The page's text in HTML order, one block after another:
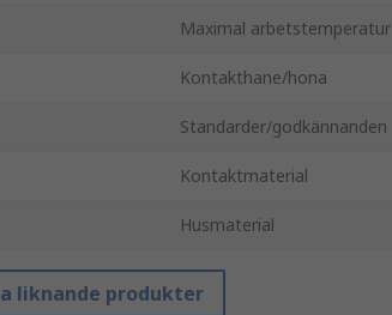
Maximal arbetstemperatur
Kontakthane/hona
Standarder/godkännanden
Kontaktmaterial
Husmaterial
liknande produkter